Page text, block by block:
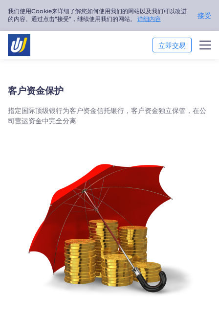
我们使用Cookie来详细了解您如何使用我们的网站以及我们可以改进
的内容。通过点击“接受”，继续使用我们的网站。 详细内容 接受
立即交易
交易平台
市场分析
简体中文
Trader
客户资金保护
指定国际顶级银行为客户资金信托银行，客户资金独立保管，在公
司营运资金中完全分离